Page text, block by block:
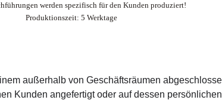
werden spezifisch für den Kunden produziert!
Produktionszeit: 5 Werktage
außerhalb von Geschäftsräumen
Kunden angefertigt oder auf dessen